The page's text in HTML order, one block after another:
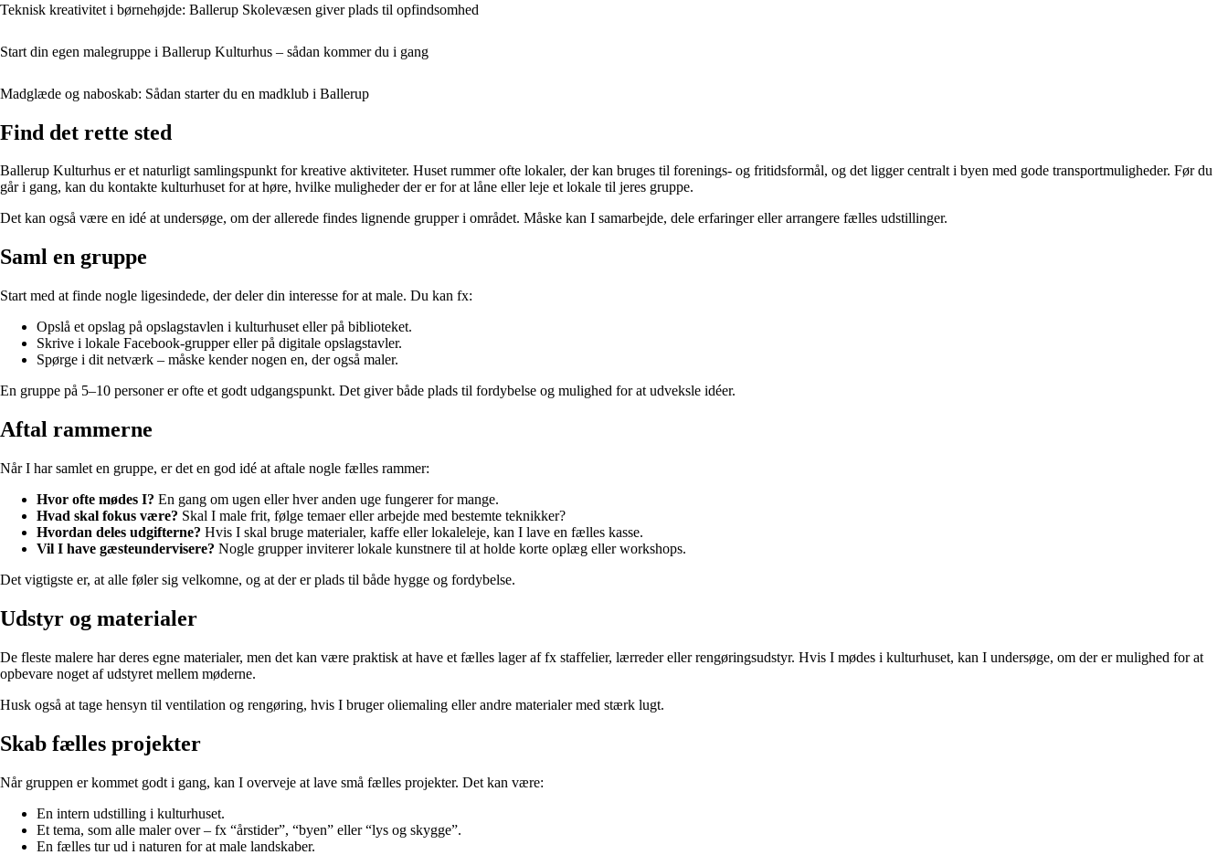
Teknisk kreativitet i børnehøjde: Ballerup Skolevæsen giver plads til opfindsomhed
Start din egen malegruppe i Ballerup Kulturhus – sådan kommer du i gang
Madglæde og naboskab: Sådan starter du en madklub i Ballerup
Find det rette sted
Ballerup Kulturhus er et naturligt samlingspunkt for kreative aktiviteter. Huset rummer ofte lokaler, der kan bruges til forenings- og fritidsformål, og det ligger centralt i byen med gode transportmuligheder. Før du
går i gang, kan du kontakte kulturhuset for at høre, hvilke muligheder der er for at låne eller leje et lokale til jeres gruppe.
Det kan også være en idé at undersøge, om der allerede findes lignende grupper i området. Måske kan I samarbejde, dele erfaringer eller arrangere fælles udstillinger.
Saml en gruppe
Start med at finde nogle ligesindede, der deler din interesse for at male. Du kan fx:
Opslå et opslag på opslagstavlen i kulturhuset eller på biblioteket.
Skrive i lokale Facebook-grupper eller på digitale opslagstavler.
Spørge i dit netværk – måske kender nogen en, der også maler.
En gruppe på 5–10 personer er ofte et godt udgangspunkt. Det giver både plads til fordybelse og mulighed for at udveksle idéer.
Aftal rammerne
Når I har samlet en gruppe, er det en god idé at aftale nogle fælles rammer:
Hvor ofte mødes I? En gang om ugen eller hver anden uge fungerer for mange.
Hvad skal fokus være? Skal I male frit, følge temaer eller arbejde med bestemte teknikker?
Hvordan deles udgifterne? Hvis I skal bruge materialer, kaffe eller lokaleleje, kan I lave en fælles kasse.
Vil I have gæsteundervisere? Nogle grupper inviterer lokale kunstnere til at holde korte oplæg eller workshops.
Det vigtigste er, at alle føler sig velkomne, og at der er plads til både hygge og fordybelse.
Udstyr og materialer
De fleste malere har deres egne materialer, men det kan være praktisk at have et fælles lager af fx staffelier, lærreder eller rengøringsudstyr. Hvis I mødes i kulturhuset, kan I undersøge, om der er mulighed for at
opbevare noget af udstyret mellem møderne.
Husk også at tage hensyn til ventilation og rengøring, hvis I bruger oliemaling eller andre materialer med stærk lugt.
Skab fælles projekter
Når gruppen er kommet godt i gang, kan I overveje at lave små fælles projekter. Det kan være:
En intern udstilling i kulturhuset.
Et tema, som alle maler over – fx “årstider”, “byen” eller “lys og skygge”.
En fælles tur ud i naturen for at male landskaber.